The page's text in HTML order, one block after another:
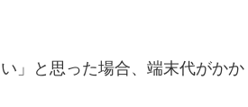
」と思った場合、端末代がかか